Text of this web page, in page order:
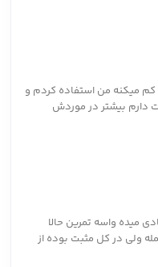
میکنه من استفاده کردم و
دارم بیشتر در موردش
میده واسه تمرین حالا
ولی در کل مثبت بوده از